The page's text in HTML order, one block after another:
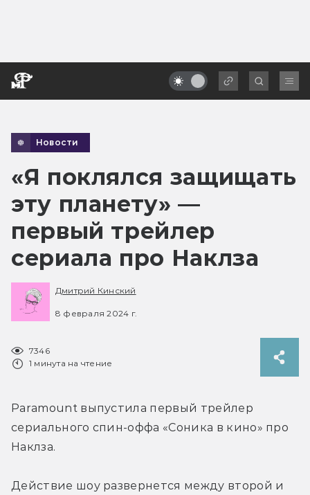
Новости
«Я поклялся защищать
эту планету» —
первый трейлер
сериала про Наклза
Дмитрий Кинский
8 февраля 2024 г.
7346
1 минута на чтение
Paramount выпустила первый трейлер
сериального спин-оффа «Соника в кино» про
Наклза.
Действие шоу развернется между второй и